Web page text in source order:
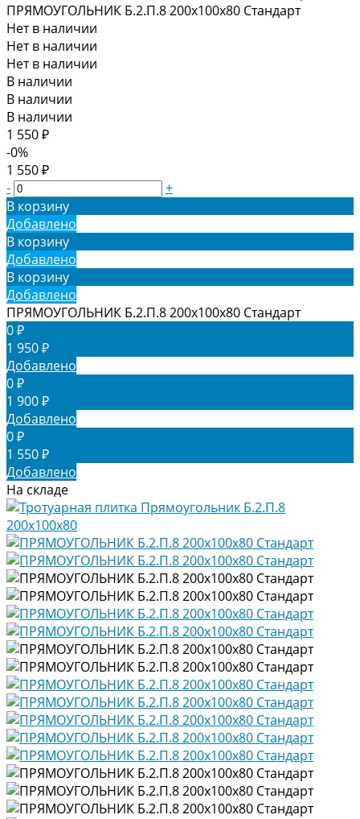
ПРЯМОУГОЛЬНИК Б.2.П.8 200х100х80 Стандарт
Нет в наличии
Нет в наличии
Нет в наличии
В наличии
В наличии
В наличии
1 550 ₽
-0%
1 550 ₽
-
+
В корзину
Добавлено
В корзину
Добавлено
В корзину
Добавлено
ПРЯМОУГОЛЬНИК Б.2.П.8 200х100х80 Стандарт
0 ₽
1 950 ₽
Добавлено
0 ₽
1 900 ₽
Добавлено
0 ₽
1 550 ₽
Добавлено
На складе